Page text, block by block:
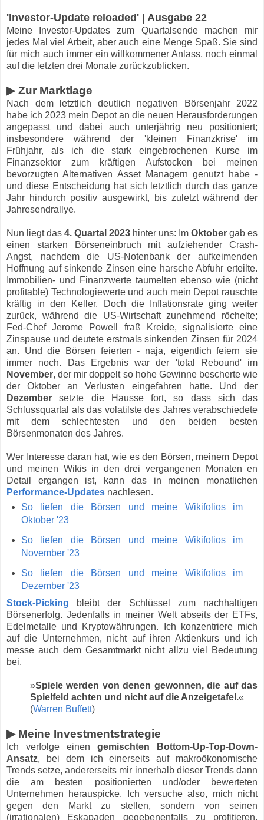
'Investor-Update reloaded' | Ausgabe 22
Meine Investor-Updates zum Quartalsende machen mir
jedes Mal viel Arbeit, aber auch eine Menge Spaß. Sie sind
für mich auch immer ein willkommener Anlass, noch einmal
auf die letzten drei Monate zurückzublicken.
▶ Zur Marktlage
Nach dem letztlich deutlich negativen Börsenjahr 2022
habe ich 2023 mein Depot an die neuen Herausforderungen
angepasst und dabei auch unterjährig neu positioniert;
insbesondere während der 'kleinen Finanzkrise' im
Frühjahr, als ich die stark eingebrochenen Kurse im
Finanzsektor zum kräftigen Aufstocken bei meinen
bevorzugten Alternativen Asset Managern genutzt habe -
und diese Entscheidung hat sich letztlich durch das ganze
Jahr hindurch positiv ausgewirkt, bis zuletzt während der
Jahresendrallye.
Nun liegt das 4. Quartal 2023 hinter uns: Im Oktober gab es
einen starken Börseneinbruch mit aufziehender Crash-
Angst, nachdem die US-Notenbank der aufkeimenden
Hoffnung auf sinkende Zinsen eine harsche Abfuhr erteilte.
Immobilien- und Finanzwerte taumelten ebenso wie (nicht
profitable) Technologiewerte und auch mein Depot rauschte
kräftig in den Keller. Doch die Inflationsrate ging weiter
zurück, während die US-Wirtschaft zunehmend röchelte;
Fed-Chef Jerome Powell fraß Kreide, signalisierte eine
Zinspause und deutete erstmals sinkenden Zinsen für 2024
an. Und die Börsen feierten - naja, eigentlich feiern sie
immer noch. Das Ergebnis war der 'total Rebound' im
November, der mir doppelt so hohe Gewinne bescherte wie
der Oktober an Verlusten eingefahren hatte. Und der
Dezember setzte die Hausse fort, so dass sich das
Schlussquartal als das volatilste des Jahres verabschiedete
mit dem schlechtesten und den beiden besten
Börsenmonaten des Jahres.
Wer Interesse daran hat, wie es den Börsen, meinem Depot
und meinen Wikis in den drei vergangenen Monaten en
Detail ergangen ist, kann das in meinen monatlichen
Performance-Updates nachlesen.
So liefen die Börsen und meine Wikifolios im
Oktober '23
So liefen die Börsen und meine Wikifolios im
November '23
So liefen die Börsen und meine Wikifolios im
Dezember '23
Stock-Picking bleibt der Schlüssel zum nachhaltigen
Börsenerfolg. Jedenfalls in meiner Welt abseits der ETFs,
Edelmetalle und Kryptowährungen. Ich konzentriere mich
auf die Unternehmen, nicht auf ihren Aktienkurs und ich
messe auch dem Gesamtmarkt nicht allzu viel Bedeutung
bei.
»Spiele werden von denen gewonnen, die auf das
Spielfeld achten und nicht auf die Anzeigetafel.«
(Warren Buffett)
▶ Meine Investmentstrategie
Ich verfolge einen gemischten Bottom-Up-Top-Down-
Ansatz, bei dem ich einerseits auf makroökonomische
Trends setze, andererseits mir innerhalb dieser Trends dann
die am besten positionierten und/oder bewerteten
Unternehmen herauspicke. Ich versuche also, mich nicht
gegen den Markt zu stellen, sondern von seinen
(irrationalen) Eskapaden gegebenenfalls zu profitieren.